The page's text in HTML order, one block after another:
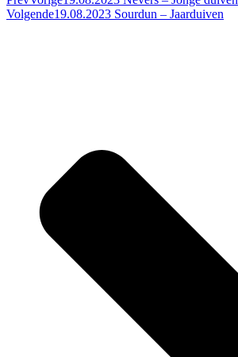
Volgende19.08.2023 Sourdun – Jaarduiven